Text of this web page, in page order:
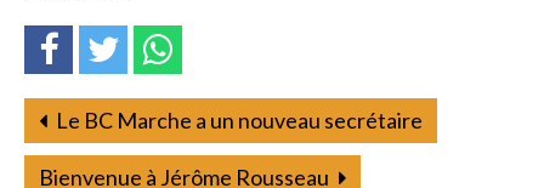
Le BC Marche a un nouveau secrétaire
Bienvenue à Jérôme Rousseau